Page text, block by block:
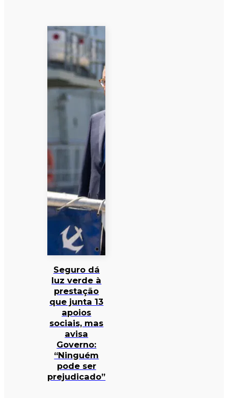
Seguro dá
luz verde à
prestação
que junta 13
apoios
sociais, mas
avisa
Governo:
“Ninguém
pode ser
prejudicado”